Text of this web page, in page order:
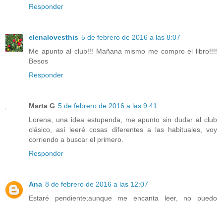
Responder
elenalovesthis 5 de febrero de 2016 a las 8:07
Me apunto al club!!! Mañana mismo me compro el libro!!!!
Besos
Responder
Marta G 5 de febrero de 2016 a las 9:41
Lorena, una idea estupenda, me apunto sin dudar al club
clásico, así leeré cosas diferentes a las habituales, voy
corriendo a buscar el primero.
Responder
Ana 8 de febrero de 2016 a las 12:07
Estaré pendiente;aunque me encanta leer, no puedo